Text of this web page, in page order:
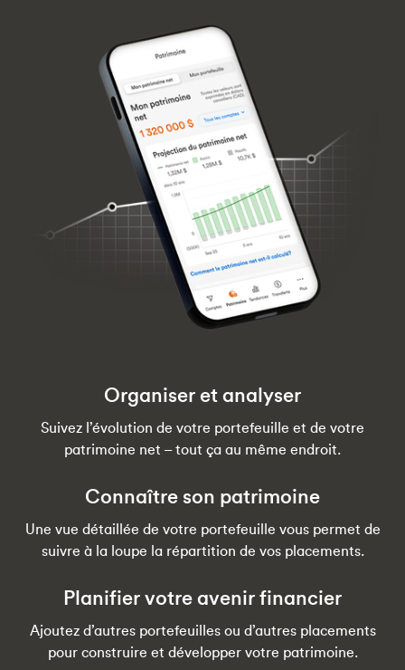
Organiser et analyser
Suivez l’évolution de votre portefeuille et de votre
patrimoine net – tout ça au même endroit.
Connaître son patrimoine
Une vue détaillée de votre portefeuille vous permet de
suivre à la loupe la répartition de vos placements.
Planifier votre avenir financier
Ajoutez d’autres portefeuilles ou d’autres placements
pour construire et développer votre patrimoine.